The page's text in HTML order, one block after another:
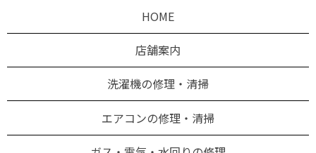
HOME
店舗案内
洗濯機の修理・清掃
エアコンの修理・清掃